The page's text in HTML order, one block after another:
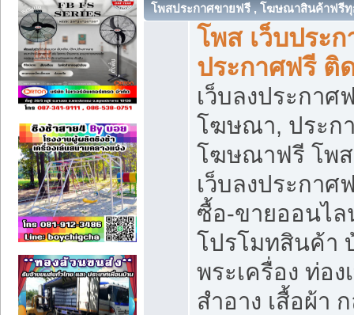
โพสประกาศขายฟรี , โฆษณาสินค้าฟรี
โพส เว็บประก
ประกาศฟรี ติ
เว็บลงประกา
โฆษณา, ประก
โฆษณาฟรี โพส
เว็บลงประกา
ซื้อ-ขายออนไล
โปรโมทสินค้า
พระเครื่อง ท่อง
สำอาง เสื้อผ้า